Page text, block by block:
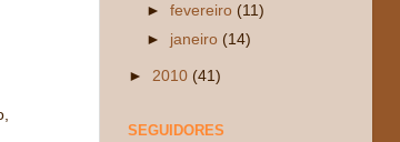
►fevereiro (11)
► janeiro (14)
► 2010 (41)
SEGUIDORES